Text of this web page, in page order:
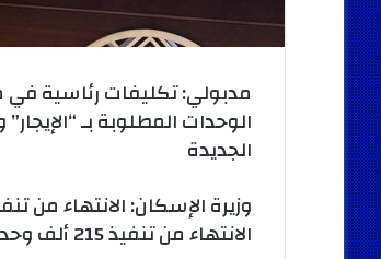
مدبولي: تكليفات رئاسية
الوحدات المطلوبة بـ
الجديدة
الانتهاء من تنفيذ 215 ألف وحدة سكنية بمختلف المحافظات